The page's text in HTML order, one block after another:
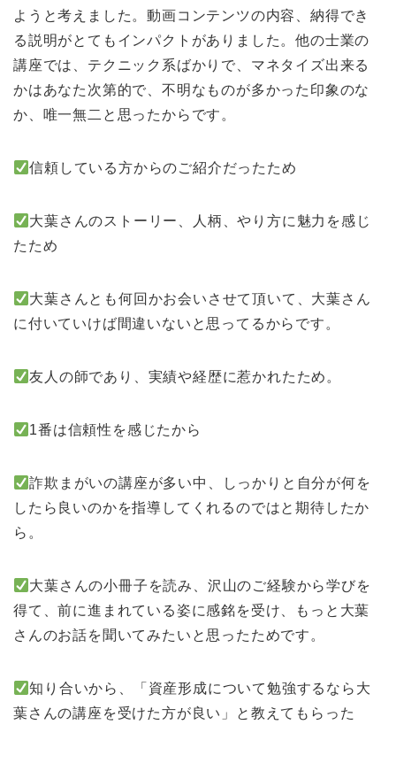
ようと考えました。動画コンテンツの内容、納得でき
る説明がとてもインパクトがありました。他の士業の
講座では、テクニック系ばかりで、マネタイズ出来る
かはあなた次第的で、不明なものが多かった印象のな
か、唯一無二と思ったからです。
信頼している方からのご紹介だったため
大葉さんのストーリー、人柄、やり方に魅力を感じ
たため
大葉さんとも何回かお会いさせて頂いて、大葉さん
に付いていけば間違いないと思ってるからです。
友人の師であり、実績や経歴に惹かれたため。
1番は信頼性を感じたから
詐欺まがいの講座が多い中、しっかりと自分が何を
したら良いのかを指導してくれるのではと期待したか
ら。
大葉さんの小冊子を読み、沢山のご経験から学びを
得て、前に進まれている姿に感銘を受け、もっと大葉
さんのお話を聞いてみたいと思ったためです。
知り合いから、「資産形成について勉強するなら大
葉さんの講座を受けた方が良い」と教えてもらった